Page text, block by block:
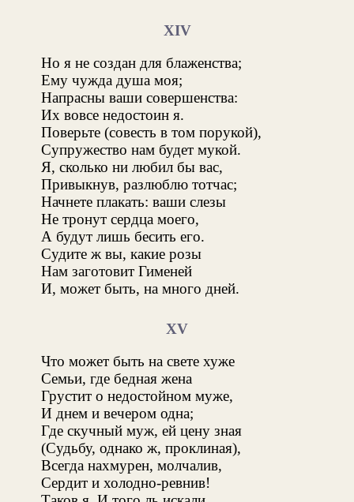
XIV
Но я не создан для блаженства;
Ему чужда душа моя;
Напрасны ваши совершенства:
Их вовсе недостоин я.
Поверьте (совесть в том порукой),
Супружество нам будет мукой.
Я, сколько ни любил бы вас,
Привыкнув, разлюблю тотчас;
Начнете плакать: ваши слезы
Не тронут сердца моего,
А будут лишь бесить его.
Судите ж вы, какие розы
Нам заготовит Гименей
И, может быть, на много дней.
XV
Что может быть на свете хуже
Семьи, где бедная жена
Грустит о недостойном муже,
И днем и вечером одна;
Где скучный муж, ей цену зная
(Судьбу, однако ж, проклиная),
Всегда нахмурен, молчалив,
Сердит и холодно-ревнив!